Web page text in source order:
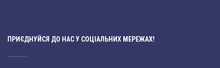
ПРИЄДНУЙСЯ ДО НАС У СОЦІАЛЬНИХ МЕРЕЖАХ!